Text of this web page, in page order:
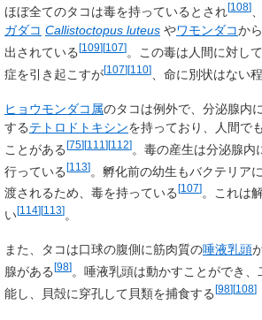
ほぼ全てのタコは毒を持っているとされ[108]、
ガダコ Callistoctopus luteusやワモンダコから
出されている[109][107]。この毒は人間に対し
症を引き起こすが[107][110]、命に別状はない
ヒョウモンダコ属のタコは例外で、分泌腺内
するテトロドトキシンを持っており、人間で
ことがある[75][111 ][112]。毒の産生は分泌腺内
行っている[113]。孵化前の幼生もバクテリア
渡されるため、毒を持っている [107]。これは
い[114][113]。
また、タコは口球の腹側に筋肉質の唾液乳頭
腺がある [98]。唾液乳頭は動かすことができ、
能し、貝殻に穿孔して貝類を捕食する[98][108]